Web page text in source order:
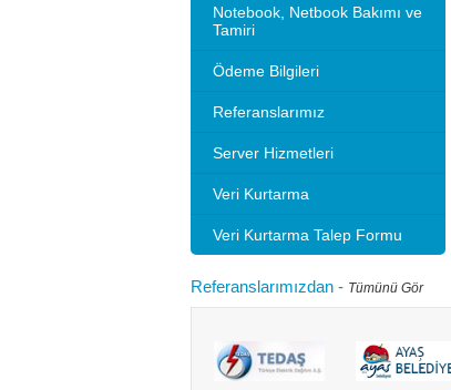
Notebook, Netbook Bakımı ve
Tamiri
Ödeme Bilgileri
Referanslarımız
Server Hizmetleri
Veri Kurtarma
Veri Kurtarma Talep Formu
Referanslarımızdan - Tümünü Gör
sürümleri de benzer ayarlar ile
Resimlerin üzerine tıklay...